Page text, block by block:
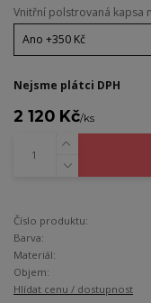
Vnitřní polstrovaná kapsa
Nejsme plátci DPH
2 120 Kč/ks
Číslo produktu:
Barva:
Materiál:
Objem:
Hlídat cenu / dostupnost